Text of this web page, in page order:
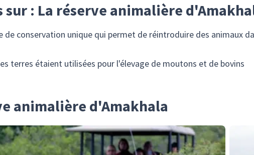
: La réserve animalière
conservation unique qui permet de réintroduire des animaux
terres étaient utilisées pour l'élevage de moutons et de bovins
animalière d'Amakhala